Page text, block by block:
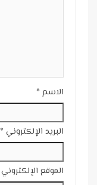
الاسم *
البريد الإلكتروني *
الموقع الإلكتروني